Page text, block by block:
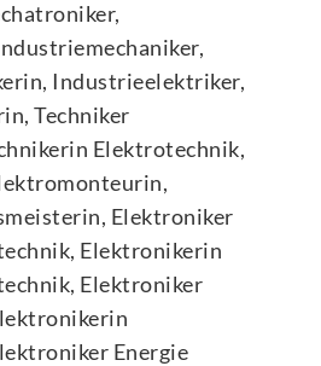
Industrieelektriker,
Techniker
Elektrotechnik,
Elektroniker
Elektronikerin
Elektroniker
Energie